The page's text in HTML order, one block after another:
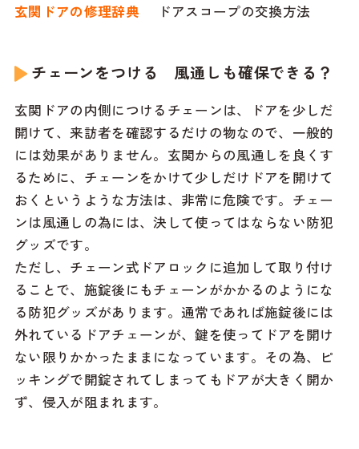
玄関ドアの修理辞典
ドアスコープの交換方法
チェーンをつける 風通しも確保できる？
玄関ドアの内側につけるチェーンは、ドアを少しだ
開けて、来訪者を確認するだけの物なので、一般的
には効果がありません。玄関からの風通しを良くす
るために、チェーンをかけて少しだけドアを開けて
おくというような方法は、非常に危険です。チェー
ンは風通しの為には、決して使ってはならない防犯
グッズです。
ただし、チェーン式ドアロックに追加して取り付け
ることで、施錠後にもチェーンがかかるのようにな
る防犯グッズがあります。通常であれば施錠後には
外れているドアチェーンが、鍵を使ってドアを開け
ない限りかかったままになっています。その為、ピ
ッキングで開錠されてしまってもドアが大きく開か
ず、侵入が阻まれます。